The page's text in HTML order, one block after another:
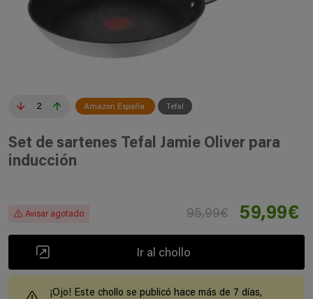
2 Amazon España Tefal
Set de sartenes Tefal Jamie Oliver para
inducción
Avisar agotado 95,99€ 59,99€
Ir al chollo
¡Ojo! Este chollo se publicó hace más de 7 días,